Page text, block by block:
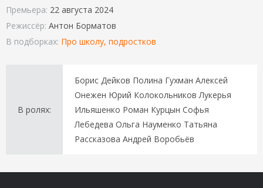
Премьера: 22 августа 2024
Режиссёр: Антон Борматов
В подборках: Про школу, подростков
В ролях:
Борис Дейков Полина Гухман Алексей
Онежен Юрий Колокольников Лукерья
Ильяшенко Роман Курцын Софья
Лебедева Ольга Науменко Татьяна
Рассказова Андрей Воробьёв